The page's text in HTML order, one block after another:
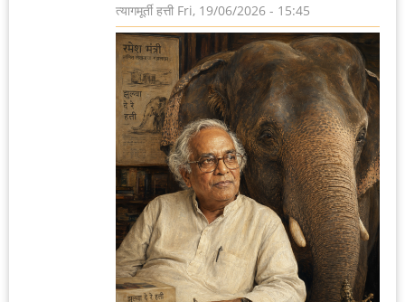
त्यागमूर्ती हत्ती Fri, 19/06/2026 - 15:45